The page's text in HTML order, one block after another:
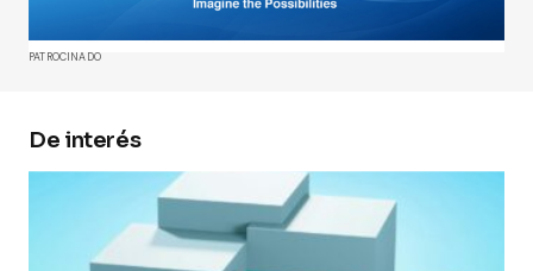
Comment*
*
Your E-mail
PATROCINADO
De interés